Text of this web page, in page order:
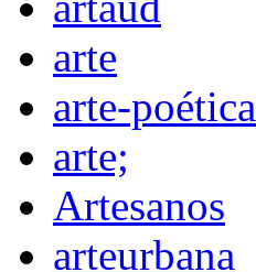
arte
arte-poética
arte;
Artesanos
arteurbana